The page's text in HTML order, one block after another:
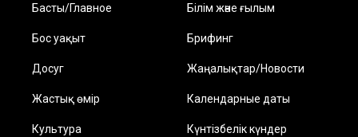
Басты/Главное Білім және ғылым
Бос уақыт Брифинг
Досуг Жаңалықтар/Новости
Жастық өмір Календарные даты
Культура Күнтізбелік күндер